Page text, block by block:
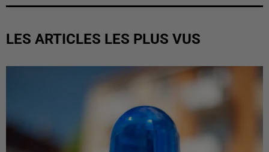
LES ARTICLES LES PLUS VUS